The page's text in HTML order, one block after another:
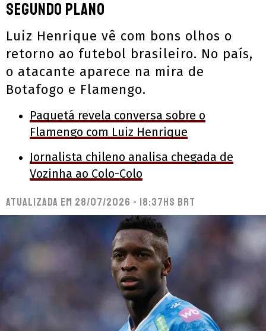
segundo plano
Luiz Henrique vê com bons olhos o
retorno ao futebol brasileiro. No país,
o atacante aparece na mira de
Botafogo e Flamengo.
Paquetá revela conversa sobre o
Flamengo com Luiz Henrique
Jornalista chileno analisa chegada de
Vozinha ao Colo-Colo
Atualizada em 28/07/2026 - 18:37hs BRT